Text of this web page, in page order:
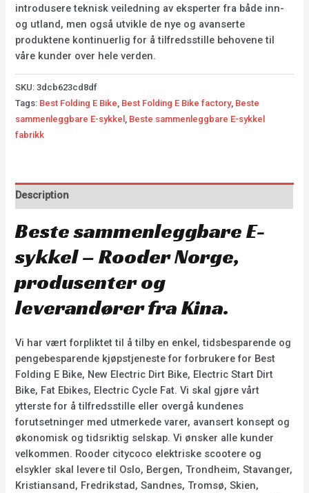
introdusere teknisk veiledning av eksperter fra både inn-
og utland, men også utvikle de nye og avanserte
produktene kontinuerlig for å tilfredsstille behovene til
våre kunder over hele verden.
SKU:3dcb623cd8df
Tags: Best Folding E Bike Best Folding E Bike factory, Beste
sammenleggbare E-sykkel Beste sammenleggbare E-sykkel
fabrikk
Description
Beste sammenleggbare E-
sykkel – Rooder Norge,
produsenter og
leverandører fra Kina.
Vi har vært forpliktet til å tilby en enkel, tidsbesparende og
pengebesparende kjøpstjeneste for forbrukere for Best
Folding E Bike, New Electric Dirt Bike, Electric Start Dirt
Bike, Fat Ebikes, Electric Cycle Fat. Vi skal gjøre vårt
ytterste for å tilfredsstille eller overgå kundenes
forutsetninger med utmerkede varer, avansert konsept og
økonomisk og tidsriktig selskap. Vi ønsker alle kunder
velkommen. Rooder citycoco elektriske scootere og
elsykler skal levere til Oslo, Bergen, Trondheim, Stavanger,
Kristiansand, Fredrikstad, Sandnes, Tromsø, Skien,